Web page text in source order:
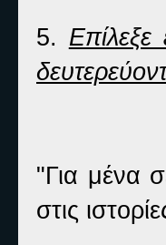
5. Επίλεξε
"Για μένα
στις